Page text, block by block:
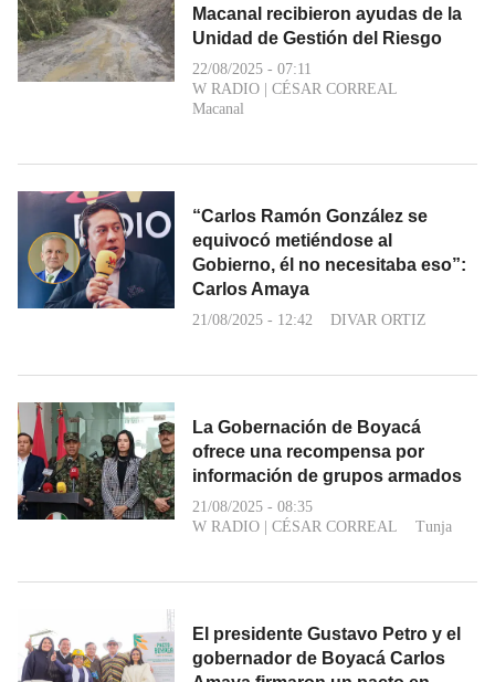
Macanal recibieron ayudas de la
Unidad de Gestión del Riesgo
22/08/2025 - 07:11
W RADIO | CÉSAR CORREAL
Macanal
“Carlos Ramón González se
equivocó metiéndose al
Gobierno, él no necesitaba eso”:
Carlos Amaya
21/08/2025 - 12:42 DIVAR ORTIZ
La Gobernación de Boyacá
ofrece una recompensa por
información de grupos armados
21/08/2025 - 08:35
W RADIO | CÉSAR CORREAL Tunja
El presidente Gustavo Petro y el
gobernador de Boyacá Carlos